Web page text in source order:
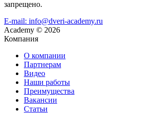
запрещено.
E-mail: info@dveri-academy.ru
Academy © 2026
Компания
О компании
Партнерам
Видео
Наши работы
Преимущества
Вакансии
Статьи